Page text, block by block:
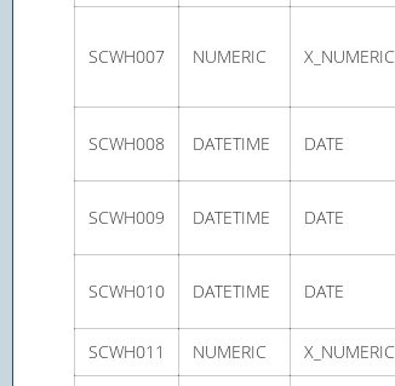
SCWH007 NUMERIC X_NUMERIC
SCWH008 DATETIME DATE
SCWH009 DATETIME DATE
SCWH010 DATETIME DATE
SCWH011 NUMERIC X_NUMERIC